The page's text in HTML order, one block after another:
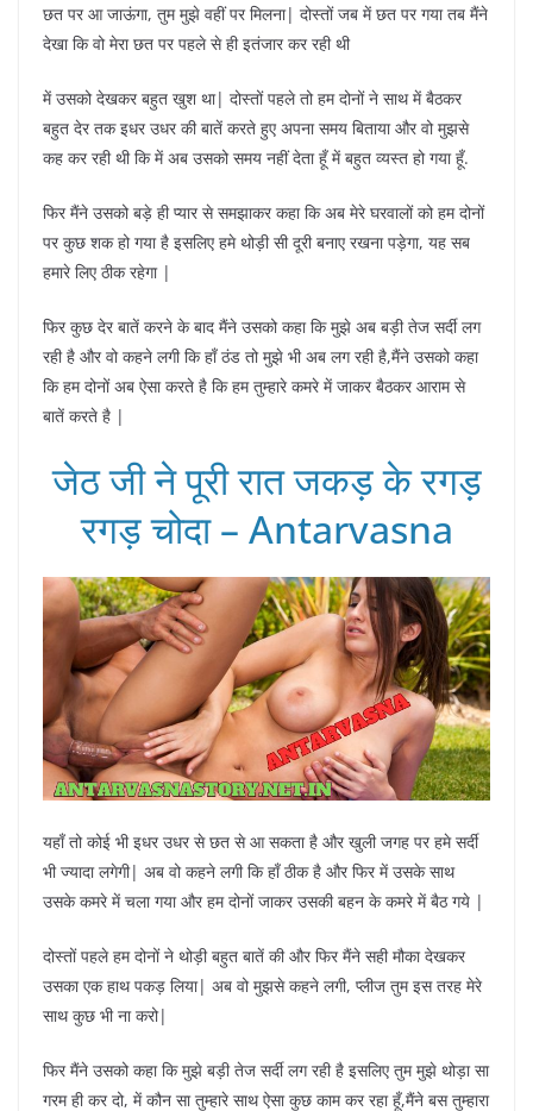
छत पर आ जाऊंगा, तुम मुझे वहीं पर मिलना| दोस्तों जब में छत पर गया तब मैंने
देखा कि वो मेरा छत पर पहले से ही इतंजार कर रही थी
में उसको देखकर बहुत खुश था| दोस्तों पहले तो हम दोनों ने साथ में बैठकर
बहुत देर तक इधर उधर की बातें करते हुए अपना समय बिताया और वो मुझसे
कह कर रही थी कि में अब उसको समय नहीं देता हूँ में बहुत व्यस्त हो गया हूँ.
फिर मैंने उसको बड़े ही प्यार से समझाकर कहा कि अब मेरे घरवालों को हम दोनों
पर कुछ शक हो गया है इसलिए हमे थोड़ी सी दूरी बनाए रखना पड़ेगा, यह सब
हमारे लिए ठीक रहेगा |
फिर कुछ देर बातें करने के बाद मैंने उसको कहा कि मुझे अब बड़ी तेज सर्दी लग
रही है और वो कहने लगी कि हाँ ठंड तो मुझे भी अब लग रही है,मैंने उसको कहा
कि हम दोनों अब ऐसा करते है कि हम तुम्हारे कमरे में जाकर बैठकर आराम से
बातें करते है |
जेठ जी ने पूरी रात जकड़ के रगड़
रगड़ चोदा – Antarvasna
यहाँ तो कोई भी इधर उधर से छत से आ सकता है और खुली जगह पर हमे सर्दी
भी ज्यादा लगेगी| अब वो कहने लगी कि हाँ ठीक है और फिर में उसके साथ
उसके कमरे में चला गया और हम दोनों जाकर उसकी बहन के कमरे में बैठ गये |
दोस्तों पहले हम दोनों ने थोड़ी बहुत बातें की और फिर मैंने सही मौका देखकर
उसका एक हाथ पकड़ लिया| अब वो मुझसे कहने लगी, प्लीज तुम इस तरह मेरे
साथ कुछ भी ना करो|
फिर मैंने उसको कहा कि मुझे बड़ी तेज सर्दी लग रही है इसलिए तुम मुझे थोड़ा सा
गरम ही कर दो, में कौन सा तुम्हारे साथ ऐसा कुछ काम कर रहा हूँ,मैंने बस तुम्हारा